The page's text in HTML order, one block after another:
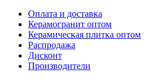
Оплата и доставка
Керамогранит оптом
Керамическая плитка оптом
Распродажа
Дисконт
Производители